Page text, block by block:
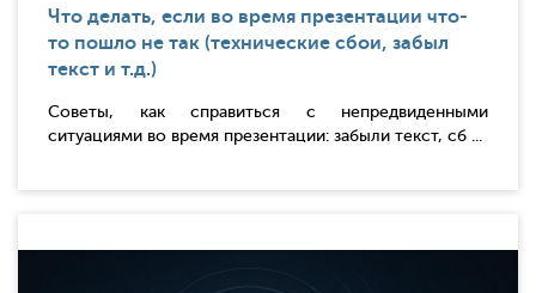
Что делать, если во время презентации что-
то пошло не так (технические сбои, забыл
текст и т.д.)
Советы, как справиться с непредвиденными
ситуациями во время презентации: забыли текст, сб ...